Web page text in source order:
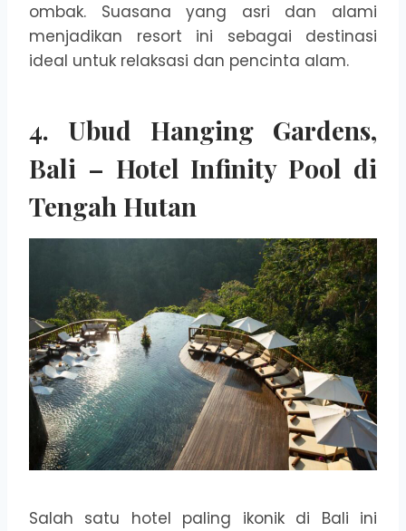
ombak. Suasana yang asri dan alami
menjadikan resort ini sebagai destinasi
ideal untuk relaksasi dan pencinta alam.
4. Ubud Hanging Gardens,
Bali – Hotel Infinity Pool di
Tengah Hutan
Salah satu hotel paling ikonik di Bali ini